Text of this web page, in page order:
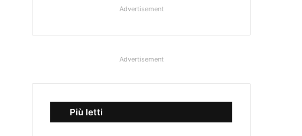
Advertisement
Advertisement
Più letti